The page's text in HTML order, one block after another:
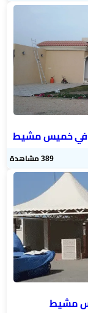
في خميس مشيط
389 مشاهدة
مشيط